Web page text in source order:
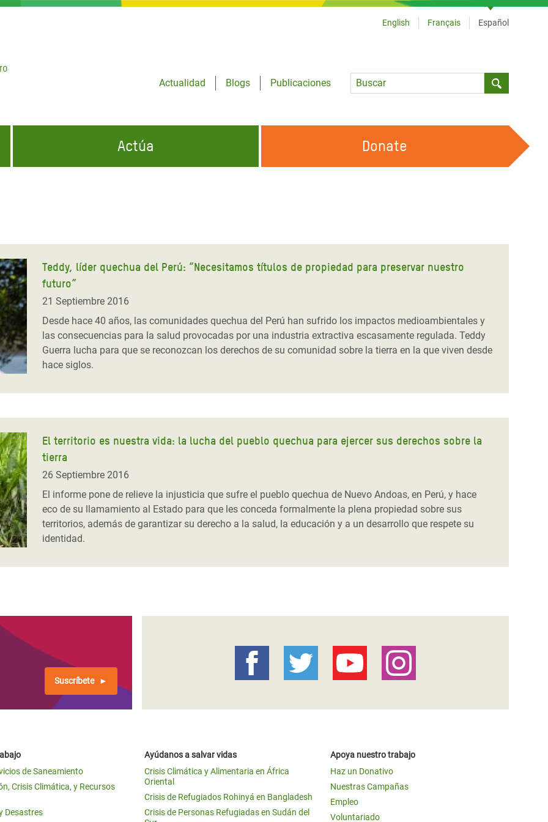
Actualidad
Blogs
Publicaciones
Language
English Français Español
por la Crisis en
y Alimentaria
Oriental
Personas Refugiadas
del Sur
Refugiados Rohinyá
Yemen
Actúa Donate
Teddy, líder quechua del Perú: “Necesitamos títulos de propiedad para preservar nuestro
futuro”
21 Septiembre 2016
Desde hace 40 años, las comunidades quechua del Perú han sufrido los impactos medioambientales y
las consecuencias para la salud provocadas por una industria extractiva escasamente regulada. Teddy
Guerra lucha para que se reconozcan los derechos de su comunidad sobre la tierra en la que viven desde
hace siglos.
El territorio es nuestra vida: la lucha del pueblo quechua para ejercer sus derechos sobre la
tierra
26 Septiembre 2016
El informe pone de relieve la injusticia que sufre el pueblo quechua de Nuevo Andoas, en Perú, y hace
eco de su llamamiento al Estado para que les conceda formalmente la plena propiedad sobre sus
territorios, además de garantizar su derecho a la salud, la educación y a un desarrollo que respete su
identidad.
Suscríbete
de Saneamiento
Crisis Climática, y Recursos
Desastres
Ayúdanos a salvar vidas
Crisis Climática y Alimentaria en África
Oriental
Crisis de Refugiados Rohinyá en Bangladesh
Crisis de Personas Refugiadas en Sudán del
Apoya nuestro trabajo
Haz un Donativo
Nuestras Campañas
Empleo
Voluntariado